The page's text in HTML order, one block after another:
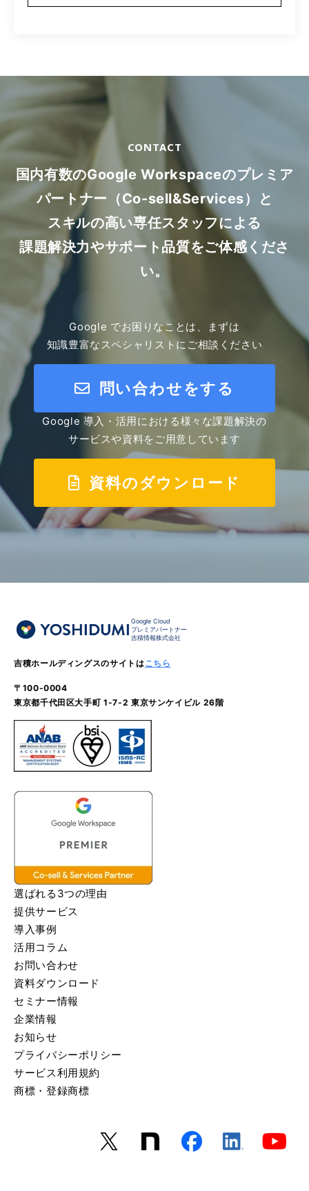
CONTACT
国内有数のGoogle Workspaceのプレミア
パートナー（Co-sell&Services）と
スキルの高い専任スタッフによる
課題解決力やサポート品質をご体感くださ
い。
Google でお困りなことは、まずは
知識豊富なスペシャリストにご相談ください
問い合わせをする
Google 導入・活用における様々な課題解決の
サービスや資料をご用意しています
資料のダウンロード
Google Cloud
プレミアパートナー
吉積情報株式会社
吉積ホールディングスのサイトはこちら
〒100-0004
東京都千代田区大手町 1-7-2 東京サンケイビル 26階
選ばれる3つの理由
提供サービス
導入事例
活用コラム
お問い合わせ
資料ダウンロード
セミナー情報
企業情報
お知らせ
プライバシーポリシー
サービス利用規約
商標・登録商標